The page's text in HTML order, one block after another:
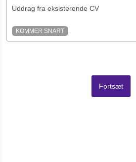
Uddrag fra eksisterende CV
KOMMER SNART
Fortsæt